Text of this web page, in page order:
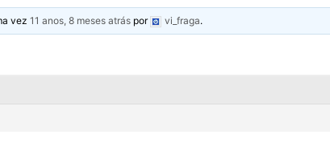
vez11 anos, 8 meses atrás por vi_fraga.